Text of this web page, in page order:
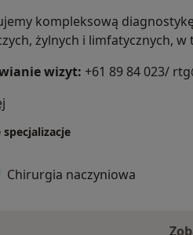
kompleksową
żylnych i limfatycznych,
wizyt: +61 89 84 023/
specjalizacje
Chirurgia naczyniowa